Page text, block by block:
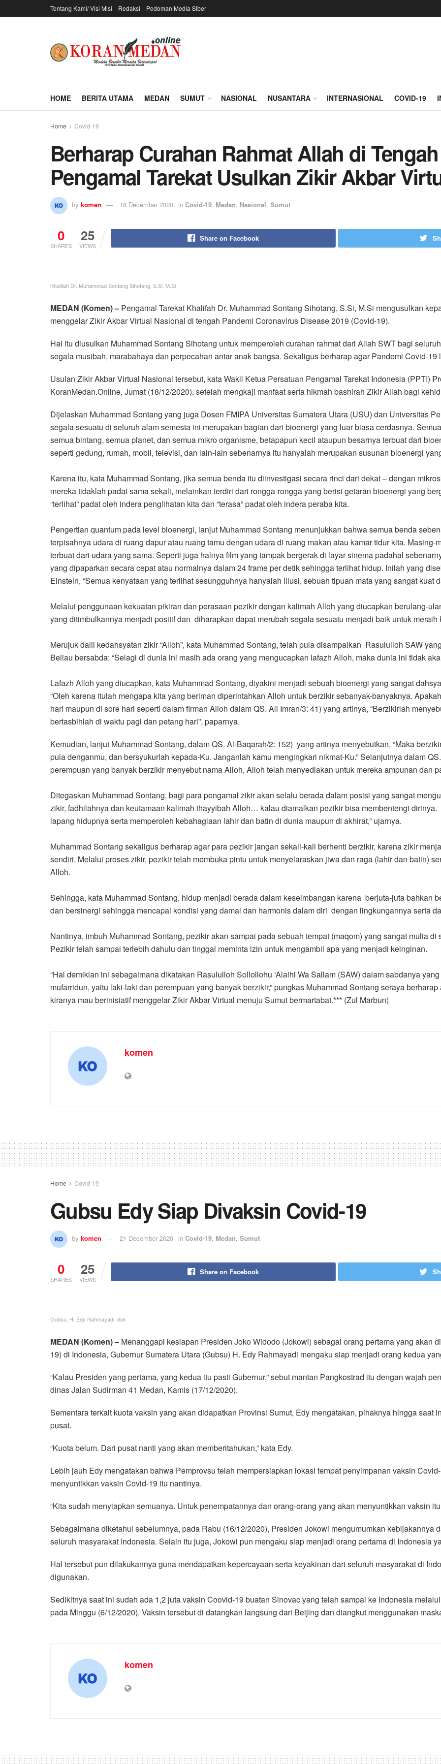
Tentang Kami/ Visi Misi Redaksi Pedoman Media Siber
HOME BERITA UTAMA MEDAN SUMUT NASIONAL NUSANTARA INTERNASIONAL COVID-19
Home Covid-19
Berharap Curahan Rahmat Allah di
Pengamal Tarekat Usulkan Zikir Akbar
by komen 18 December 2020 in Covid-19, Medan, Nasional, Sumut
0
SHARES
25
VIEWS
Share on Facebook
Khalifah Dr. Muhammad Sontang Sihotang, S.Si, M.Si
MEDAN (Komen) – Pengamal Tarekat Khalifah Dr. Muhammad Sontang Sihotang, S.Si, M.Si mengusulkan
menggelar Zikir Akbar Virtual Nasional di tengah Pandemi Coronavirus Disease 2019 (Covid-19).
Hal itu diusulkan Muhammad Sontang Sihotang untuk memperoleh curahan rahmat dari Allah SWT bagi
segala musibah, marabahaya dan perpecahan antar anak bangsa. Sekaligus berharap agar Pandemi Covid-
Usulan Zikir Akbar Virtual Nasional tersebut, kata Wakil Ketua Persatuan Pengamal Tarekat Indonesia (PPTI)
KoranMedan.Online, Jumat (18/12/2020), setelah mengkaji manfaat serta hikmah bashirah Zikir Allah bagi
Dijelaskan Muhammad Sontang yang juga Dosen FMIPA Universitas Sumatera Utara (USU) dan Universitas
segala sesuatu di seluruh alam semesta ini merupakan bagian dari bioenergi yang luar biasa cerdasnya.
semua bintang, semua planet, dan semua mikro organisme, betapapun kecil ataupun besarnya terbuat dari
seperti gedung, rumah, mobil, televisi, dan lain-lain sebenarnya itu hanyalah merupakan susunan bioenergi
Karena itu, kata Muhammad Sontang, jika semua benda itu diinvestigasi secara rinci dari dekat – dengan
mereka tidaklah padat sama sekali, melainkan terdiri dari rongga-rongga yang berisi getaran bioenergi yang
“terlihat” padat oleh indera penglihatan kita dan “terasa” padat oleh indera peraba kita.
Pengertian quantum pada level bioenergi, lanjut Muhammad Sontang menunjukkan bahwa semua benda
terpisahnya udara di ruang dapur atau ruang tamu dengan udara di ruang makan atau kamar tidur kita. Masing-
terbuat dari udara yang sama. Seperti juga halnya film yang tampak bergerak di layar sinema padahal
yang dipaparkan secara cepat atau normalnya dalam 24 frame per detik sehingga terlihat hidup. Inilah yang
Einstein, “Semua kenyataan yang terlihat sesungguhnya hanyalah illusi, sebuah tipuan mata yang sangat kuat
Melalui penggunaan kekuatan pikiran dan perasaan pezikir dengan kalimah Alloh yang diucapkan berulang-
yang ditimbulkannya menjadi positif dan diharapkan dapat merubah segala sesuatu menjadi baik untuk
Merujuk dalil kedahsyatan zikir “Alloh”, kata Muhammad Sontang, telah pula disampaikan Rasululloh SAW
Beliau bersabda: “Selagi di dunia ini masih ada orang yang mengucapkan lafazh Alloh, maka dunia ini tidak
Lafazh Alloh yang diucapkan, kata Muhammad Sontang, diyakini menjadi sebuah bioenergi yang sangat
“Oleh karena itulah mengapa kita yang beriman diperintahkan Alloh untuk berzikir sebanyak-banyaknya.
hari maupun di sore hari seperti dalam firman Alloh dalam QS. Ali Imran/3: 41) yang artinya, “Berzikirlah
bertasbihlah di waktu pagi dan petang hari”, paparnya.
Kemudian, lanjut Muhammad Sontang, dalam QS. Al-Baqarah/2: 152) yang artinya menyebutkan, “Maka
pula denganmu, dan bersyukurlah kepada-Ku. Janganlah kamu mengingkari nikmat-Ku.” Selanjutnya dalam
perempuan yang banyak berzikir menyebut nama Alloh, Alloh telah menyediakan untuk mereka ampunan dan
Ditegaskan Muhammad Sontang, bagi para pengamal zikir akan selalu berada dalam posisi yang sangat
zikir, fadhilahnya dan keutamaan kalimah thayyibah Alloh… kalau diamalkan pezikir bisa membentengi
lapang hidupnya serta memperoleh kebahagiaan lahir dan batin di dunia maupun di akhirat,” ujarnya.
Muhammad Sontang sekaligus berharap agar para pezikir jangan sekali-kali berhenti berzikir, karena zikir
sendiri. Melalui proses zikir, pezikir telah membuka pintu untuk menyelaraskan jiwa dan raga (lahir dan batin)
Alloh.
Sehingga, kata Muhammad Sontang, hidup menjadi berada dalam keseimbangan karena berjuta-juta bahkan
dan bersinergi sehingga mencapai kondisi yang damai dan harmonis dalam diri dengan lingkungannya serta
Nantinya, imbuh Muhammad Sontang, pezikir akan sampai pada sebuah tempat (maqom) yang sangat mulia
Pezikir telah sampai terlebih dahulu dan tinggal meminta izin untuk mengambil apa yang menjadi keinginan.
“Hal demikian ini sebagaimana dikatakan Rasululloh Sollollohu ‘Alaihi Wa Sallam (SAW) dalam sabdanya
mufarridun, yaitu laki-laki dan perempuan yang banyak berzikir,” pungkas Muhammad Sontang seraya
kiranya mau berinisiatif menggelar Zikir Akbar Virtual menuju Sumut bermartabat.*** (Zul Marbun)
komen
Home Covid-19
Gubsu Edy Siap Divaksin Covid-19
by komen 21 December 2020 in Covid-19, Medan, Sumut
0
SHARES
25
VIEWS
Share on Facebook
Gubsu, H. Edy Rahmayadi. dok
MEDAN (Komen) – Menanggapi kesiapan Presiden Joko Widodo (Jokowi) sebagai orang pertama yang akan
19) di Indonesia, Gubernur Sumatera Utara (Gubsu) H. Edy Rahmayadi mengaku siap menjadi orang kedua
“Kalau Presiden yang pertama, yang kedua itu pasti Gubernur,” sebut mantan Pangkostrad itu dengan wajah
dinas Jalan Sudirman 41 Medan, Kamis (17/12/2020).
Sementara terkait kuota vaksin yang akan didapatkan Provinsi Sumut, Edy mengatakan, pihaknya hingga saat
pusat.
“Kuota belum. Dari pusat nanti yang akan memberitahukan,” kata Edy.
Lebih jauh Edy mengatakan bahwa Pemprovsu telah mempersiapkan lokasi tempat penyimpanan vaksin
menyuntikkan vaksin Covid-19 itu nantinya.
“Kita sudah menyiapkan semuanya. Untuk penempatannya dan orang-orang yang akan menyuntikkan vaksin
Sebagaimana diketahui sebelumnya, pada Rabu (16/12/2020), Presiden Jokowi mengumumkan kebijakannya
seluruh masyarakat Indonesia. Selain itu juga, Jokowi pun mengaku siap menjadi orang pertama di Indonesia
Hal tersebut pun dilakukannya guna mendapatkan kepercayaan serta keyakinan dari seluruh masyarakat di
digunakan.
Sedikitnya saat ini sudah ada 1,2 juta vaksin Coovid-19 buatan Sinovac yang telah sampai ke Indonesia
pada Minggu (6/12/2020). Vaksin tersebut di datangkan langsung dari Beijing dan diangkut menggunakan
komen